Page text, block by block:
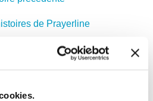
de Prayerline
suivante »